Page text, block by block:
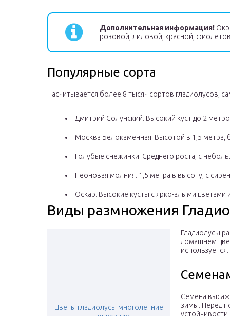
Дополнительная информация!
розовой, лиловой, красной,
Популярные сорта
Насчитывается более 8 тысяч сортов гладиолусов,
Дмитрий Солунский. Высокий куст до 2
Москва Белокаменная. Высотой в 1,5 метра,
Голубые снежинки. Среднего роста, с
Неоновая молния. 1,5 метра в высоту, с
Оскар. Высокие кусты с ярко-алыми
Виды размножения
Цветы гладиолусы многолетние
Гладиолусы
домашнем
используется.
Семена
зимы. Перед